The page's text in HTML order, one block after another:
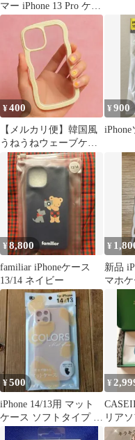
マー iPhone 13 Pro ケー
ス CLAY ベージュ
¥400
【メルカリ便】韓国風
うねうねウェーブケー
ス イエロー
iPhone13
¥900
¥8,800
familiar iPhoneケース
13/14 ネイビー
¥
新品
マホ
¥500
iPhone 14/13用 マット
ケース ソフトタイプ 薄
¥
リア
アブ